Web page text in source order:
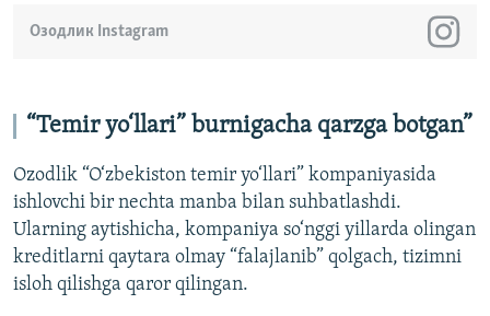
Озодлик Instagram
“Temir yo‘llari” burnigacha qarzga botgan”
Ozodlik “O‘zbekiston temir yo‘llari” kompaniyasida
ishlovchi bir nechta manba bilan suhbatlashdi.
Ularning aytishicha, kompaniya so‘nggi yillarda olingan
kreditlarni qaytara olmay “falajlanib” qolgach, tizimni
isloh qilishga qaror qilingan.